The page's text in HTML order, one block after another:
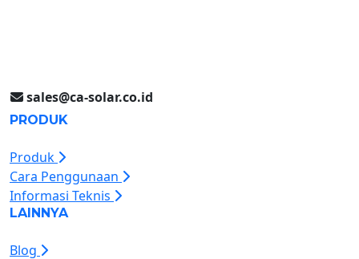
sales@ca-solar.co.id
PRODUK
Produk
Cara Penggunaan
Informasi Teknis
LAINNYA
Blog